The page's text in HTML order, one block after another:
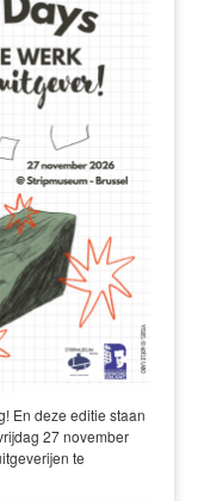
En deze editie staan
27 november
te